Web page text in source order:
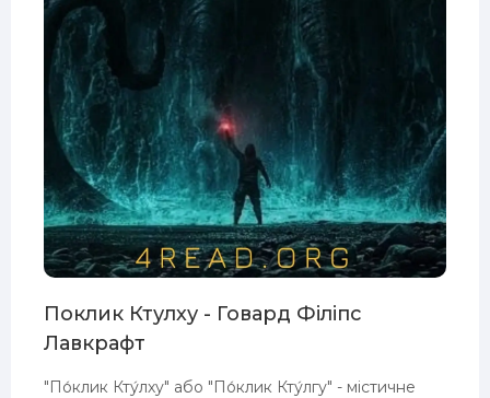
Поклик Ктулху - Говард Філіпс
Лавкрафт
"По́клик Кту́лху" або "По́клик Кту́лгу" - містичне